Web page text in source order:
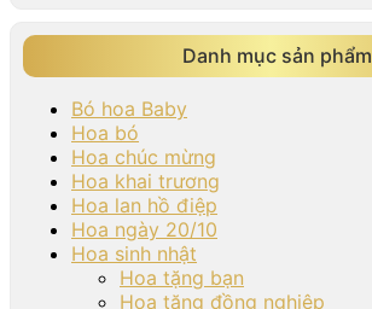
Danh mục sản phẩm
Bó hoa Baby
Hoa bó
Hoa chúc mừng
Hoa khai trương
Hoa lan hồ điệp
Hoa ngày 20/10
Hoa sinh nhật
Hoa tặng bạn
Hoa tặng đồng nghiệp